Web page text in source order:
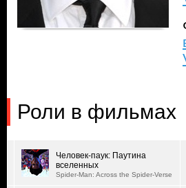
Роли в фильмах
Человек-паук: Паутина
вселенных
Spider-Man: Across the Spider-Verse